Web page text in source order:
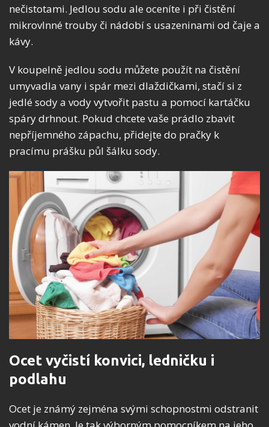
nečistotami. Jedlou sodu ale oceníte i při čistění
mikrovlnné trouby či nádobí s usazeninami od čaje a
kávy.
V koupelně jedlou sodu můžete použít na čistění
umyvadla vany i spár mezi dlaždičkami, stačí si z
jedlé sody a vody vytvořit pastu a pomocí kartáčku
spáry drhnout. Pokud chcete vaše prádlo zbavit
nepříjemného zápachu, přidejte do pračky k
pracímu prášku půl šálku sody.
Ocet vyčistí konvici, ledničku i
podlahu
Ocet je známý zejména svými schopnostmi odstranit